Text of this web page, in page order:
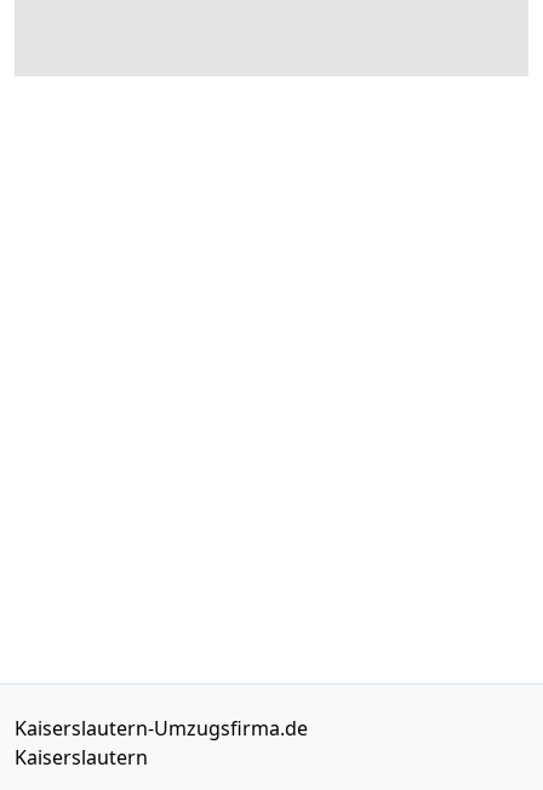
Kaiserslautern-Umzugsfirma.de
Kaiserslautern